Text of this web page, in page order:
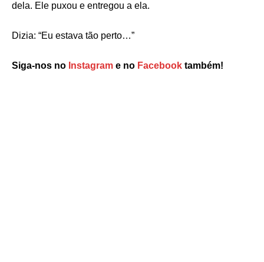
dela. Ele puxou e entregou a ela.
Dizia: “Eu estava tão perto…”
Siga-nos no Instagram e no Facebook também!